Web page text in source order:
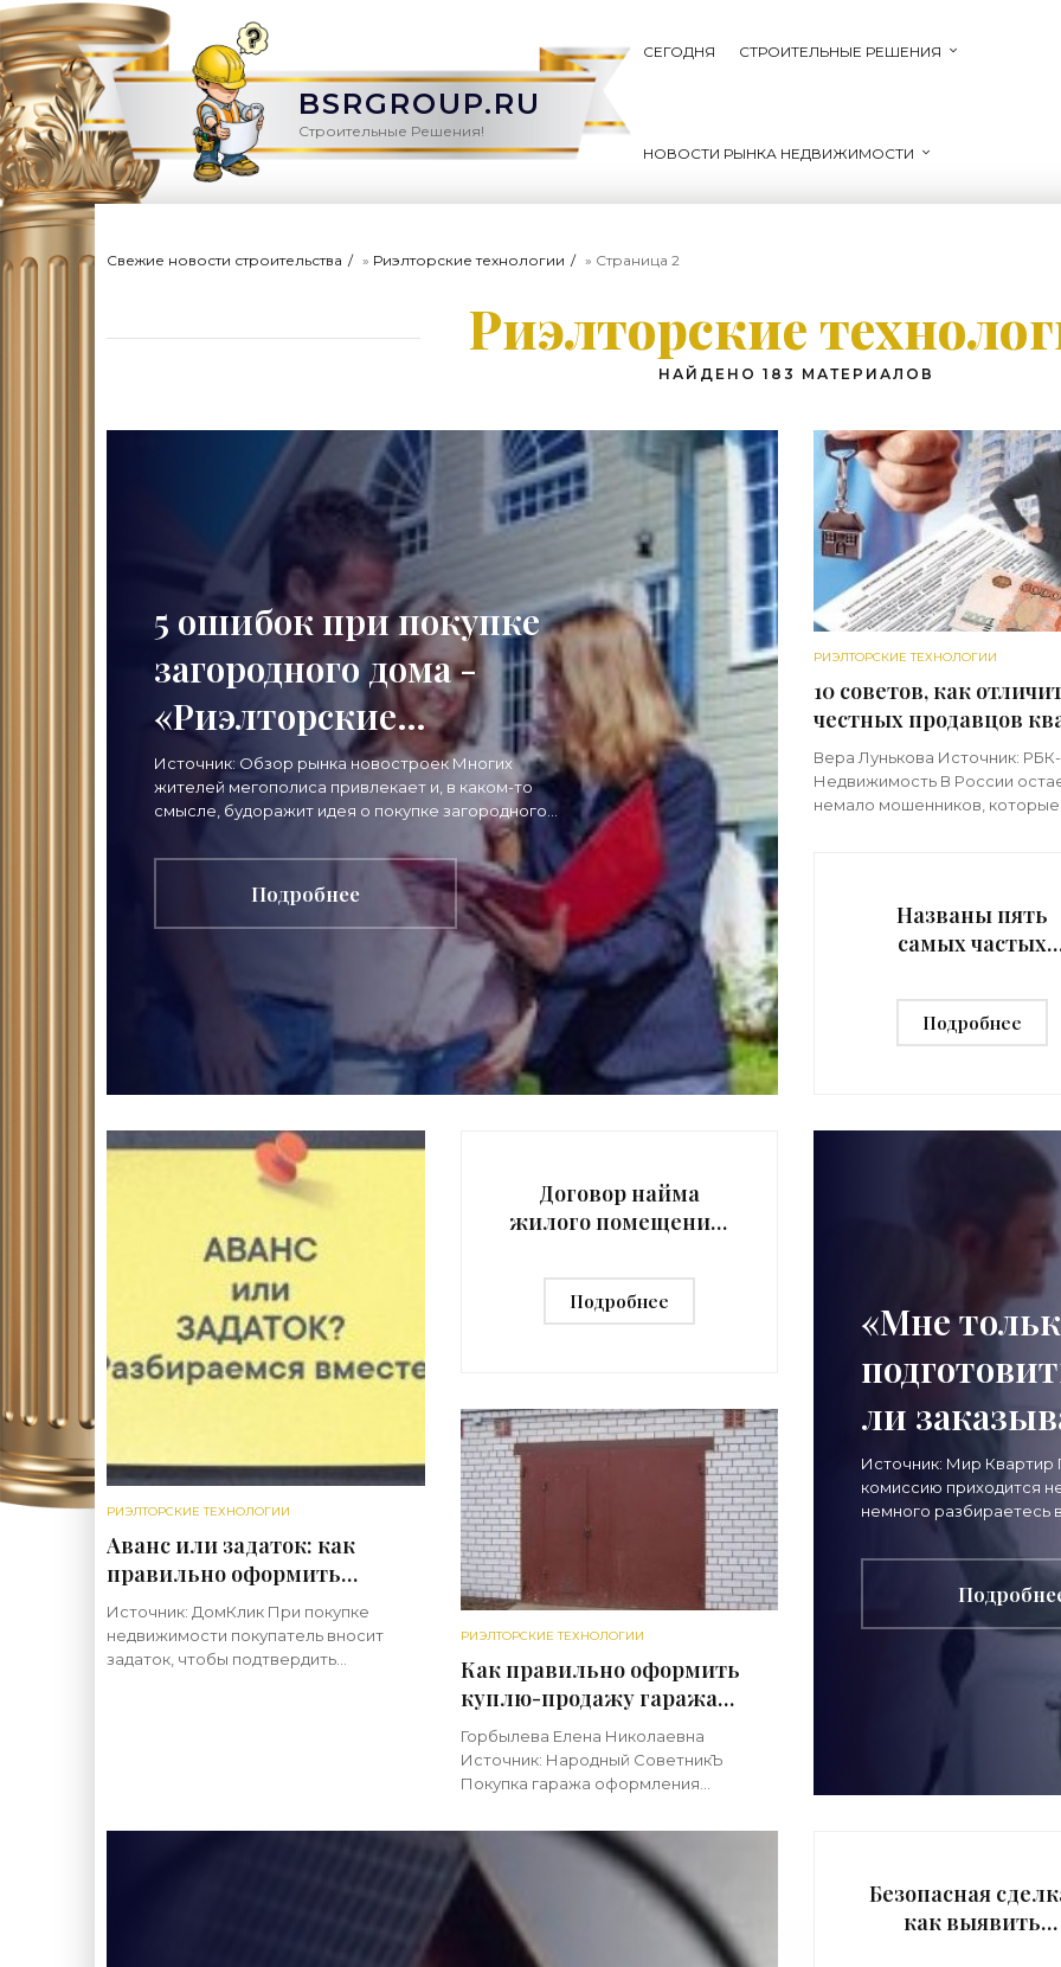
BSRGROUP.RU
Строительные Решения!
СЕГОДНЯ СТРОИТЕЛЬНЫЕ РЕШЕНИЯ
НОВОСТИ РЫНКА НЕДВИЖИМОСТИ
Свежие новости строительства » Риэлторские технологии » Страница 2
Риэлторские
НАЙДЕНО 183 МАТЕРИАЛОВ
5 ошибок при покупке
загородного дома -
«Риэлторские
технологии»
Источник: Обзор рынка новостроек Многих
жителей мегополиса привлекает и, в каком-то
смысле, будоражит идея о покупке загородного
дома. Проводить время на природе, в окружении
хвойных
Подробнее
РИЭЛТОРСКИЕ ТЕХНОЛОГИИ
10 советов, как
честных продавцов
от мошенников -
«Риэлторские
Вера Лунькова Источник: РБК-
Недвижимость В России
немало мошенников, которые
Названы пять
самых частых
покупки квартиры
«Риэлторские
Подробнее
РИЭЛТОРСКИЕ ТЕХНОЛОГИИ
Аванс или задаток: как
правильно оформить
предоплату за квартиру -
«Риэлторские технологии»
Источник: ДомКлик При покупке
недвижимости покупатель вносит
задаток, чтобы подтвердить
Договор найма
жилого помещения:
учесть -
«Риэлторские
Подробнее
«Мне
ли
Источник: Мир Квартир
комиссию приходится
немного разбираетесь
подходящий вариант
нужно лишь
РИЭЛТОРСКИЕ ТЕХНОЛОГИИ
Как правильно оформить
куплю-продажу гаража
(какие нужны документы) -
«Риэлторские технологии»
Горбылева Елена Николаевна
Источник: Народный СоветникЪ
Покупка гаража оформления
поскольку сделки с недвижимостью
совершаются по определенным
правилам. Оформление
Безопасная
как выявить